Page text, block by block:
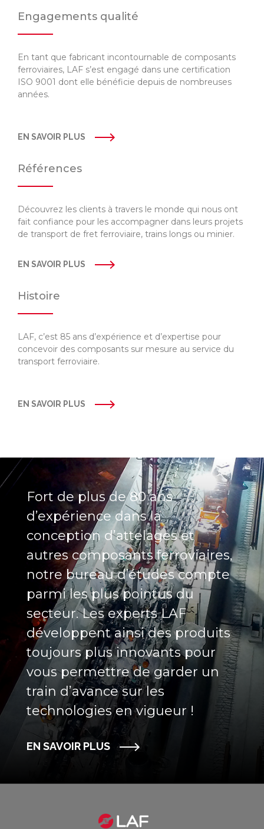
Engagements qualité
En tant que fabricant incontournable de composants
ferroviaires, LAF s’est engagé dans une certification
ISO 9001 dont elle bénéficie depuis de nombreuses
années.
EN SAVOIR PLUS
Références
Découvrez les clients à travers le monde qui nous ont
fait confiance pour les accompagner dans leurs projets
de transport de fret ferroviaire, trains longs ou minier.
EN SAVOIR PLUS
Histoire
LAF, c’est 85 ans d’expérience et d’expertise pour
concevoir des composants sur mesure au service du
transport ferroviaire.
EN SAVOIR PLUS
Fort de plus de 80 ans
d’expérience dans la
conception d’attelages et
autres composants ferroviaires,
notre bureau d’études compte
parmi les plus pointus du
secteur. Les experts LAF
développent ainsi des produits
toujours plus innovants pour
vous permettre de garder un
train d’avance sur les
technologies en vigueur !
EN SAVOIR PLUS